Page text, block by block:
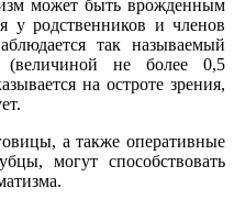
может быть врожденным
у родственников и членов
так называемый
(величиной не более 0,5
на остроте зрения,
а также оперативные
могут способствовать